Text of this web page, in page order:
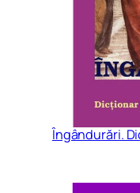
Îngândurări.